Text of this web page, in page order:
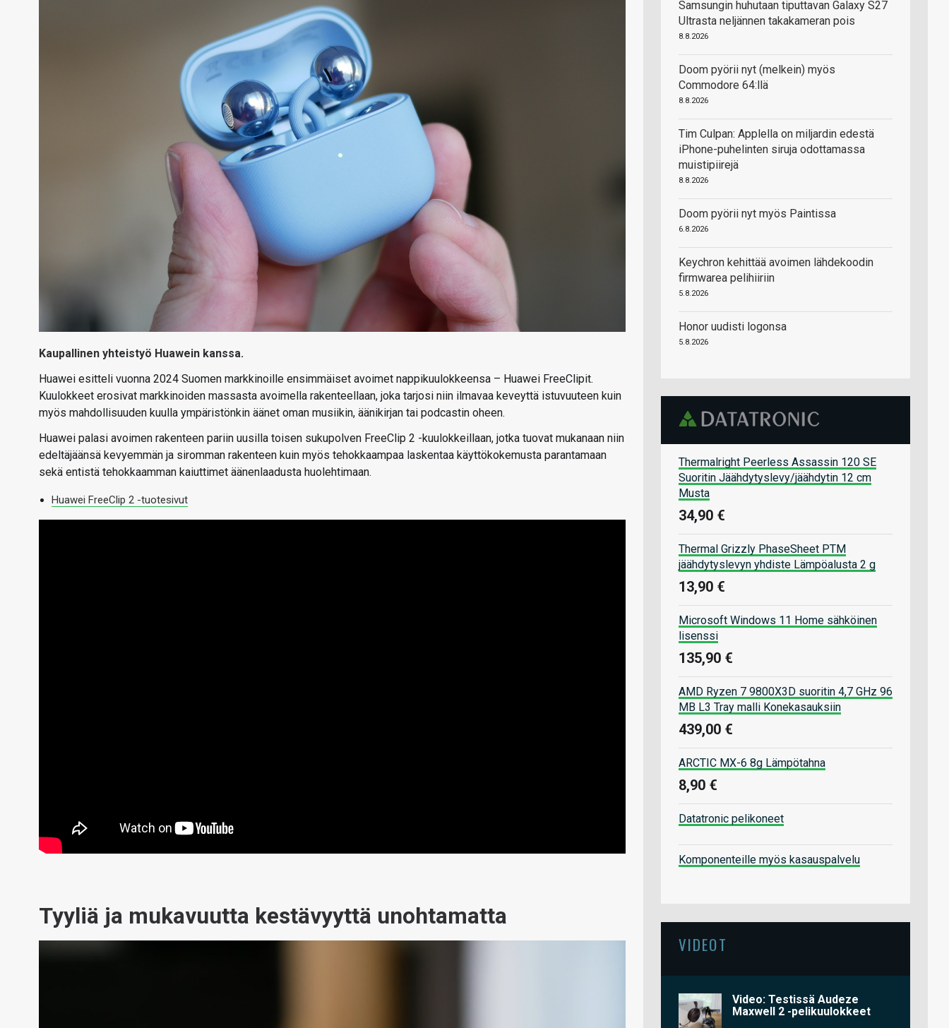
Kaupallinen yhteistyö Huawein kanssa.
Huawei esitteli vuonna 2024 Suomen markkinoille ensimmäiset avoimet nappikuulokkeensa – Huawei FreeClipit.
Kuulokkeet erosivat markkinoiden massasta avoimella rakenteellaan, joka tarjosi niin ilmavaa keveyttä istuvuuteen kuin
myös mahdollisuuden kuulla ympäristönkin äänet oman musiikin, äänikirjan tai podcastin oheen.
Huawei palasi avoimen rakenteen pariin uusilla toisen sukupolven FreeClip 2 -kuulokkeillaan, jotka tuovat mukanaan niin
edeltäjäänsä kevyemmän ja siromman rakenteen kuin myös tehokkaampaa laskentaa käyttökokemusta parantamaan
sekä entistä tehokkaamman kaiuttimet äänenlaadusta huolehtimaan.
Huawei FreeClip 2 -tuotesivut
Tyyliä ja mukavuutta kestävyyttä unohtamatta
Samsungin huhutaan tiputtavan Galaxy S27
Ultrasta neljännen takakameran pois
8.8.2026
Doom pyörii nyt (melkein) myös
Commodore 64:llä
8.8.2026
Tim Culpan: Applella on miljardin edestä
iPhone-puhelinten siruja odottamassa
muistipiirejä
8.8.2026
Doom pyörii nyt myös Paintissa
6.8.2026
Keychron kehittää avoimen lähdekoodin
firmwarea pelihiiriin
5.8.2026
Honor uudisti logonsa
5.8.2026
Thermalright Peerless Assassin 120 SE
Suoritin Jäähdytyslevy/jäähdytin 12 cm
Musta
34,90 €
Thermal Grizzly PhaseSheet PTM
jäähdytyslevyn yhdiste Lämpöalusta 2 g
13,90 €
Microsoft Windows 11 Home sähköinen
lisenssi
135,90 €
AMD Ryzen 7 9800X3D suoritin 4,7 GHz 96
MB L3 Tray malli Konekasauksiin
439,00 €
ARCTIC MX-6 8g Lämpötahna
8,90 €
Datatronic pelikoneet
Komponenteille myös kasauspalvelu
VIDEOT
Video: Testissä Audeze
Maxwell 2 -pelikuulokkeet